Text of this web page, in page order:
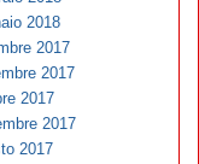
2018
2017
2017
2017
2017
2017